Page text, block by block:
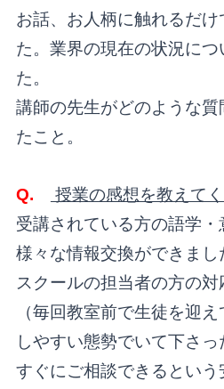
お話、お人柄に触れるだ
た。業界の現在の状況につ
た。
講師の先生がどのような
たこと。
Q.
授業の感想を教えてく
受講されている方の語学・
様々な情報交換ができまし
スクールの担当者の方の対
（毎回教室前で生徒を迎
しやすい態勢でいて下さ
すぐにご相談できるという